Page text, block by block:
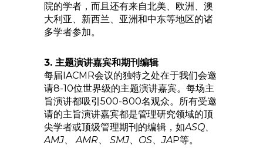
院的学者，而且还有来自北美、欧洲、澳
大利亚、新西兰、亚洲和中东等地区的诸
多学者参加。
3. 主题演讲嘉宾和期刊编辑
每届IACMR会议的独特之处在于我们会邀
请8-10位世界级的主题演讲嘉宾。每场主
旨演讲都吸引500-800名观众。所有受邀
请的主旨演讲嘉宾都是管理研究领域的顶
尖学者或顶级管理期刊的编辑，如ASQ、
AMJ、 AMR、 SMJ、OS、JAP等。